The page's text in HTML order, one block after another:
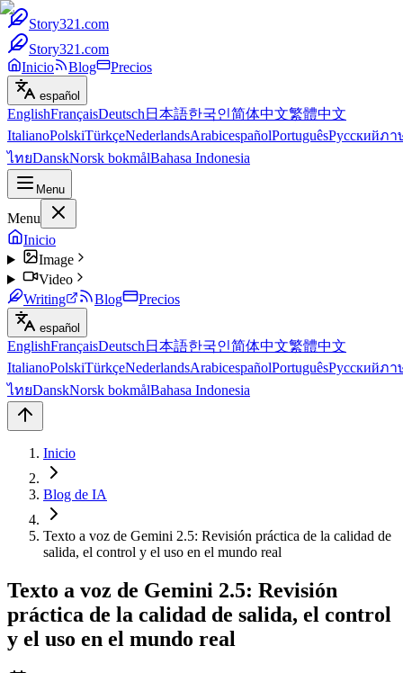
Story321.com
Story321.com
Inicio
Blog Precios
español
EnglishFrançaisDeutsch 日本語한국인简体中文繁體中文
ItalianoPolskiTürkçeNederlandsArabicespañolPortuguêsРусскийภา
ไทยDanskNorsk bokmålBahasa Indonesia
Menu
Menu
Inicio
Image
Video
Writing
Blog Precios
español
EnglishFrançaisDeutsch 日本語한국인简体中文繁體中文
ItalianoPolskiTürkçeNederlandsArabicespañolPortuguêsРусскийภา
ไทยDanskNorsk bokmålBahasa Indonesia
Inicio
Blog de IA
Texto a voz de Gemini 2.5: Revisión práctica de la calidad de
salida, el control y el uso en el mundo real
Texto a voz de Gemini 2.5: Revisión
práctica de la calidad de salida, el control
y el uso en el mundo real